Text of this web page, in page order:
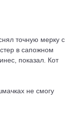
точную мерку с
в сапожном
показал. Кот
не смогу